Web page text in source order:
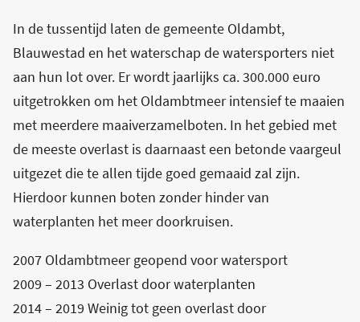
In de tussentijd laten de gemeente Oldambt,
Blauwestad en het waterschap de watersporters niet
aan hun lot over. Er wordt jaarlijks ca. 300.000 euro
uitgetrokken om het Oldambtmeer intensief te maaien
met meerdere maaiverzamelboten. In het gebied met
de meeste overlast is daarnaast een betonde vaargeul
uitgezet die te allen tijde goed gemaaid zal zijn.
Hierdoor kunnen boten zonder hinder van
waterplanten het meer doorkruisen.
2007 Oldambtmeer geopend voor watersport
2009 – 2013 Overlast door waterplanten
2014 – 2019 Weinig tot geen overlast door